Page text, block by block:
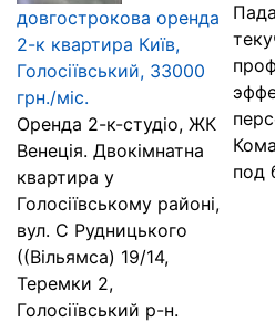
довгострокова оренда
2-к квартира Київ,
Голосіївський, 33000
грн./міс.
Оренда 2-к-студіо, ЖК
Венеція. Двокімнатна
квартира у
Голосіївському районі,
вул. С Рудницького
((Вільямса) 19/14,
Теремки 2,
Голосіївський р-н.
под